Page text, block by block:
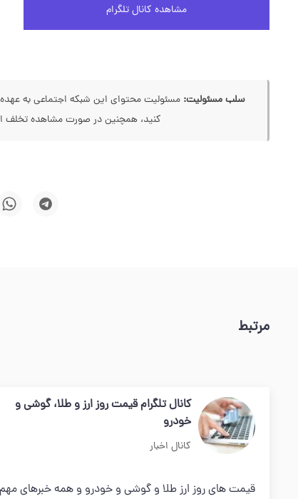
مشاهده کانال تلگرام
سلب مسئولیت: مسئولیت محتوای این شبکه اجتماعی به
کنید، همچنین در صورت مشاهده تخلف
مرتبط
کانال تلگرام قیمت روز ارز و طلا، گوشی و
خودرو
کانال اخبار
قیمت های روز ارز طلا و گوشی و خودرو و همه خبرهای مهم